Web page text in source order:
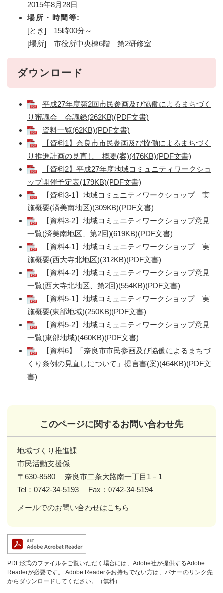
2015年8月28日
場所・時間等:
[とき] 15時00分～
[場所] 市役所中央棟6階 第2研修室
ダウンロード
平成27年度第2回市民参画及び協働によるまちづく
り審議会 会議録(262KB)(PDF文書)
資料一覧(62KB)(PDF文書)
【資料1】奈良市市民参画及び協働によるまちづく
り推進計画の見直し 概要(案)(476KB)(PDF文書)
【資料2】平成27年度地域コミュニティワークショ
ップ開催予定表(179KB)(PDF文書)
【資料3-1】地域コミュニティワークショップ 実
施概要(済美南地区)(309KB)(PDF文書)
【資料3-2】地域コミュニティワークショップ意見
一覧(済美南地区、第2回)(619KB)(PDF文書)
【資料4-1】地域コミュニティワークショップ 実
施概要(西大寺北地区)(312KB)(PDF文書)
【資料4-2】地域コミュニティワークショップ意見
一覧(西大寺北地区、第2回)(554KB)(PDF文書)
【資料5-1】地域コミュニティワークショップ 実
施概要(東部地域)(250KB)(PDF文書)
【資料5-2】地域コミュニティワークショップ意見
一覧(東部地域)(460KB)(PDF文書)
【資料6】「奈良市市民参画及び協働によるまちづ
くり条例の見直しについて」提言書(案)(464KB)(PDF文
書)
このページに関するお問い合わせ先
地域づくり推進課
市民活動支援係
〒630-8580
奈良市二条大路南一丁目1－1
Tel：0742-34-5193
Fax：0742-34-5194
メールでのお問い合わせはこちら
PDF形式のファイルをご覧いただく場合には、Adobe社が提供するAdobe
Readerが必要です。
Adobe Readerをお持ちでない方は、バナーのリンク先
からダウンロードしてください。（無料）